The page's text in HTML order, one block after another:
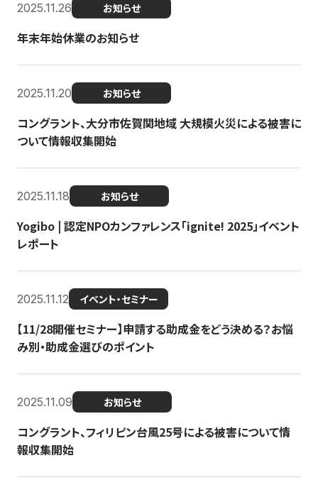
2025.11.26 お知らせ
年末年始休業のお知らせ
2025.11.20 お知らせ
コングラント、大分市佐賀関地域 大規模火災による被害に
ついて情報収集開始
2025.11.18 お知らせ
Yogibo | 認定NPOカンファレンス「ignite! 2025」イベント
レポート
2025.11.12 イベント・セミナー
【11/28開催セミナー】申請する助成金をどう決める？お悩
み別・助成金選びのポイント
2025.11.09 お知らせ
コングラント、フィリピン台風25号による被害について情
報収集開始